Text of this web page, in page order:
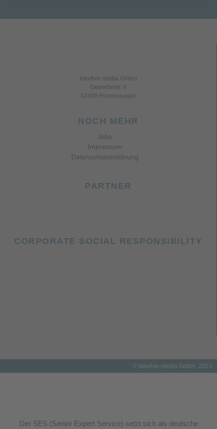
takefive-media GmbH
Gewerbestr. 9
42499 Hückeswagen
NOCH MEHR
Jobs
Impressum
Datenschutzerklärung
PARTNER
CORPORATE SOCIAL RESPONSIBILITY
© takefive-media GmbH, 2023
Der SES (Senior Expert Service) setzt sich als deutsche